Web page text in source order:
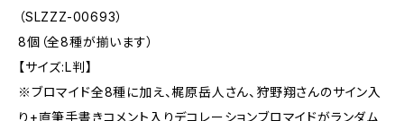
（SLZZZ-00693）
8個（全8種が揃います）
【サイズ:L判】
※ブロマイド全8種に加え、梶原岳人さん、狩野翔さんのサイン入
り+直筆手書きコメント入りデコレーションブロマイドがランダム